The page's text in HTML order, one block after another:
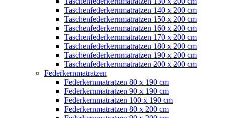
Taschenfederkernmatratzen 140 x 200 cm
Taschenfederkernmatratzen 150 x 200 cm
Taschenfederkernmatratzen 160 x 200 cm
Taschenfederkernmatratzen 170 x 200 cm
Taschenfederkernmatratzen 180 x 200 cm
Taschenfederkernmatratzen 190 x 200 cm
Taschenfederkernmatratzen 200 x 200 cm
Federkernmatratzen
Federkernmatratzen 80 x 190 cm
Federkernmatratzen 90 x 190 cm
Federkernmatratzen 100 x 190 cm
Federkernmatratzen 80 x 200 cm